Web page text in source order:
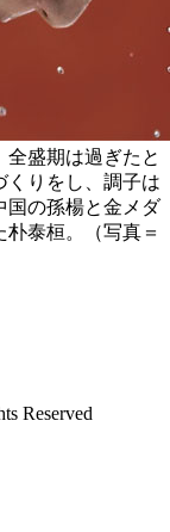
盛期は過ぎたと
くりをし、調子は
国の孫楊と金メダ
泰桓。（写真＝
Reserved